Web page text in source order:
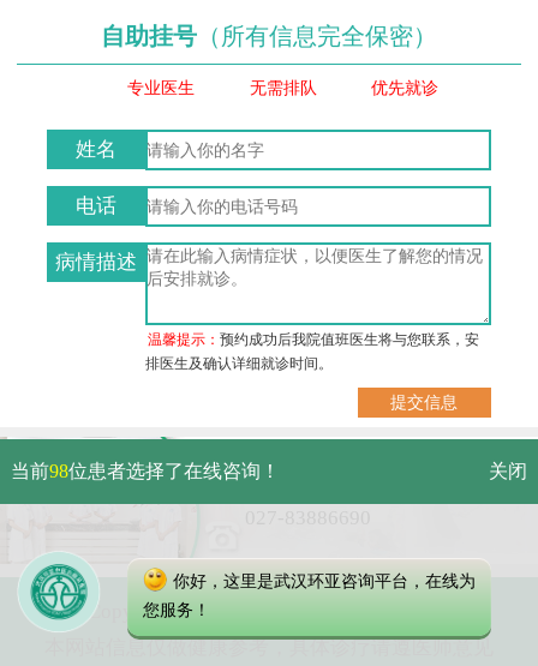
自助挂号 （所有信息完全保密）
专业医生 无需排队 优先就诊
姓名
电话
病情描述
温馨提示：预约成功后我院值班医生将与您联系，安
排医生及确认详细就诊时间。
武汉市硚口区解放大道479号
Copyright 2023 武汉环亚中医白癜风医院
本网站信息仅做健康参考，具体诊疗请遵医师意见
当前98位患者选择了在线咨询！ 关闭
你好，这里是武汉环亚咨询平台，在线为
您服务！